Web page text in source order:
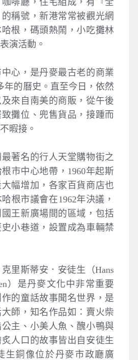
稱號，新港常常被觀光網
根，碼頭熱鬧，小吃攤林
演活動。
心，是丹麥最古老的商業
年的曆史。直至今日，依然
來自南美的商販，從午後
攤位、兜售貨品，接踵而
暇接。
著名的行人天堂購物街之
市中心地帶，1960年起斯
幅增加，各家百貨商店也
根市議會在1962年決議，
王新廣場間的區域，包括
小巷道，設置成為車輛禁
里斯蒂安．安徒生（Hans
）是丹麥文化中非常重要
的童話故事聞名世界，是
師，知名作品如：賣火柴
主、小美人魚、醜小鴨與
人口的故事皆出自安徒生
生銅像位於丹麥市政廳廣